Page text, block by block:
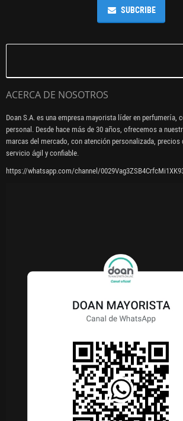
SUBCRIBE
ACERCA DE NOSOTROS
Doan S.A. es una empresa mayorista líder en perfumería,
personal. Desde hace más de 30 años, ofrecemos a
marcas del mercado, con atención personalizada,
servicio ágil y confiable.
https://whatsapp.com/channel/